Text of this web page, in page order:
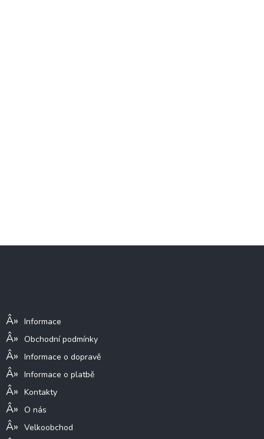
Informace
Obchodní podmínky
Informace o dopravě
Informace o platbě
Kontakty
O nás
Velkoobchod